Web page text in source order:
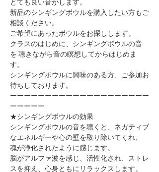
新品のシンギングボウルを購入したい方もご
相談ください。
ご希望にあったボウルをお探しします。
クラスのはじめに、シンギングボウルの音
を ​聴きながら音の瞑想してからはじめま
す。
シンギングボウルに興味のある方、ご参加お
待ちしております。
ーーーーーーーーーーーーーーーーーーーー
ーーーーー
★シンギングボウルの効果
シンギングボウルの音を聴くと、ネガティブ
なエネルギーや心の壁を取り除いてくれ、
魂が浄化されたように感じます。
脳がアルファ波を感じ、活性化され、ストレ
スを抑え、心身ともにリラックスします。